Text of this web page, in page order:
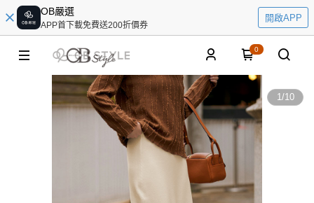
OB嚴選
APP首下載免費送200折價券
開啟APP
0
1/10